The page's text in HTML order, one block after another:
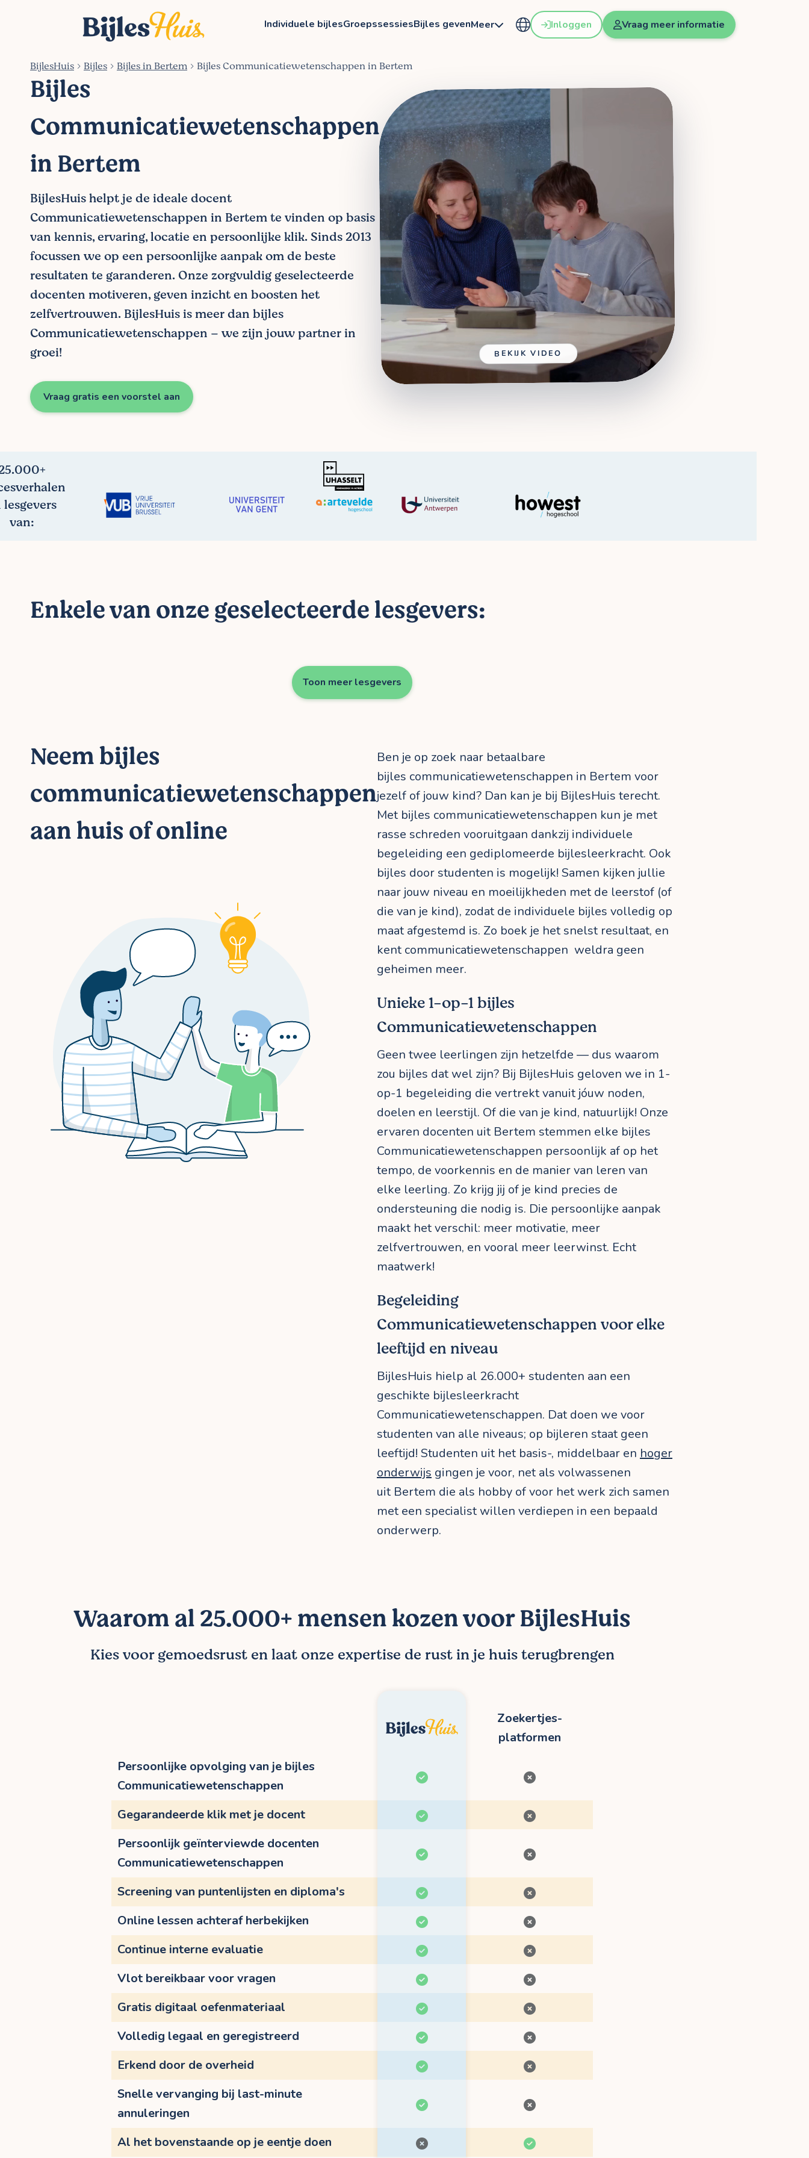
Individuele bijlesGroepssessiesBijles gevenMeer Inloggen Vraag meer informatie
BijlesHuis Bijles Bijles in Bertem Bijles Communicatiewetenschappen in Bertem
Bijles
Communicatiewetenschappen
in Bertem
BijlesHuis helpt je de ideale docent
Communicatiewetenschappen in Bertem te vinden op basis
van kennis, ervaring, locatie en persoonlijke klik. Sinds 2013
focussen we op een persoonlijke aanpak om de beste
resultaten te garanderen. Onze zorgvuldig geselecteerde
docenten motiveren, geven inzicht en boosten het
zelfvertrouwen. BijlesHuis is meer dan bijles
Communicatiewetenschappen – we zijn jouw partner in
groei!
Vraag gratis een voorstel aan
BEKIJK VIDEO
lesgevers
van:
Enkele van onze geselecteerde lesgevers:
Toon meer lesgevers
Neem bijles
communicatiewetenschappen
aan huis of online
Ben je op zoek naar betaalbare
bijles communicatiewetenschappen in Bertem voor
jezelf of jouw kind? Dan kan je bij BijlesHuis terecht.
Met bijles communicatiewetenschappen kun je met
rasse schreden vooruitgaan dankzij individuele
begeleiding een gediplomeerde bijlesleerkracht. Ook
bijles door studenten is mogelijk! Samen kijken jullie
naar jouw niveau en moeilijkheden met de leerstof (of
die van je kind), zodat de individuele bijles volledig op
maat afgestemd is. Zo boek je het snelst resultaat, en
kent communicatiewetenschappen weldra geen
geheimen meer.
Unieke 1-op-1 bijles
Communicatiewetenschappen
Geen twee leerlingen zijn hetzelfde — dus waarom
zou bijles dat wel zijn? Bij BijlesHuis geloven we in 1-
op-1 begeleiding die vertrekt vanuit jóuw noden,
doelen en leerstijl. Of die van je kind, natuurlijk! Onze
ervaren docenten uit Bertem stemmen elke bijles
Communicatiewetenschappen persoonlijk af op het
tempo, de voorkennis en de manier van leren van
elke leerling. Zo krijg jij of je kind precies de
ondersteuning die nodig is. Die persoonlijke aanpak
maakt het verschil: meer motivatie, meer
zelfvertrouwen, en vooral meer leerwinst. Echt
maatwerk!
Begeleiding
Communicatiewetenschappen voor elke
leeftijd en niveau
BijlesHuis hielp al 26.000+ studenten aan een
geschikte bijlesleerkracht
Communicatiewetenschappen. Dat doen we voor
studenten van alle niveaus; op bijleren staat geen
leeftijd! Studenten uit het basis-, middelbaar en hoger
onderwijs gingen je voor, net als volwassenen
uit Bertem die als hobby of voor het werk zich samen
met een specialist willen verdiepen in een bepaald
onderwerp.
Waarom al 25.000+ mensen kozen voor BijlesHuis
Kies voor gemoedsrust en laat onze expertise de rust in je huis terugbrengen
Zoekertjes-
platformen
Persoonlijke opvolging van je bijles
Communicatiewetenschappen
Gegarandeerde klik met je docent
Persoonlijk geïnterviewde docenten
Communicatiewetenschappen
Screening van puntenlijsten en diploma's
Online lessen achteraf herbekijken
Continue interne evaluatie
Vlot bereikbaar voor vragen
Gratis digitaal oefenmateriaal
Volledig legaal en geregistreerd
Erkend door de overheid
Snelle vervanging bij last-minute
annuleringen
Al het bovenstaande op je eentje doen